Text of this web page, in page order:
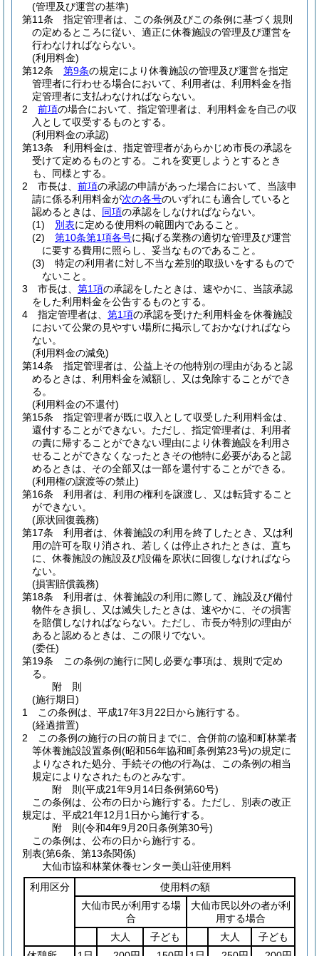
(管理及び運営の基準)
第11条
指定管理者は、この条例及びこの条例に基づく規則
の定めるところに従い、適正に休養施設の管理及び運営を
行わなければならない。
(利用料金)
第12条
第9条の規定により休養施設の管理及び運営を指定
管理者に行わせる場合において、利用者は、利用料金を指
定管理者に支払わなければならない。
2
前項の場合において、指定管理者は、利用料金を自己の収
入として収受するものとする。
(利用料金の承認)
第13条
利用料金は、指定管理者があらかじめ市長の承認を
受けて定めるものとする。
これを変更しようとするとき
も、同様とする。
2
市長は、 前項の承認の申請があった場合において、当該申
請に係る利用料金が次の各号のいずれにも適合していると
認めるときは、 同項の承認をしなければならない。
(1)
別表に定める使用料の範囲内であること。
(2)
第10条第1項各号に掲げる業務の適切な管理及び運営
に要する費用に照らし、妥当なものであること。
(3)
特定の利用者に対し不当な差別的取扱いをするもので
ないこと。
3
市長は、 第1項の承認をしたときは、速やかに、当該承認
をした利用料金を公告するものとする。
4
指定管理者は、 第1項の承認を受けた利用料金を休養施設
において公衆の見やすい場所に掲示しておかなければなら
ない。
(利用料金の減免)
第14条
指定管理者は、公益上その他特別の理由があると認
めるときは、利用料金を減額し、又は免除することができ
る。
(利用料金の不還付)
第15条
指定管理者が既に収入として収受した利用料金は、
還付することができない。 ただし、指定管理者は、利用者
の責に帰することができない理由により休養施設を利用さ
せることができなくなったときその他特に必要があると認
めるときは、その全部又は一部を還付することができる。
(利用権の譲渡等の禁止)
第16条
利用者は、利用の権利を譲渡し、又は転貸すること
ができない。
(原状回復義務)
第17条
利用者は、休養施設の利用を終了したとき、又は利
用の許可を取り消され、若しくは停止されたときは、直ち
に、休養施設の施設及び設備を原状に回復しなければなら
ない。
(損害賠償義務)
第18条
利用者は、休養施設の利用に際して、施設及び備付
物件をき損し、又は滅失したときは、速やかに、その損害
を賠償しなければならない。 ただし、市長が特別の理由が
あると認めるときは、この限りでない。
(委任)
第19条
この条例の施行に関し必要な事項は、規則で定め
る。
附 則
(施行期日)
1
この条例は、平成17年3月22日から施行する。
(経過措置)
2
この条例の施行の日の前日までに、合併前の協和町林業者
等休養施設設置条例(昭和56年協和町条例第23号)の規定に
よりなされた処分、手続その他の行為は、この条例の相当
規定によりなされたものとみなす。
附 則(平成21年9月14日条例第60号)
この条例は、公布の日から施行する。 ただし、別表の改正
規定は、平成21年12月1日から施行する。
附 則(令和4年9月20日条例第30号)
この条例は、公布の日から施行する。
別表(第6条、第13条関係)
大仙市協和林業休養センター美山荘使用料
利用区分
使用料の額
大仙市民が利用する場
合
大仙市民以外の者が利
用する場合
大人
子ども 大人
子ども